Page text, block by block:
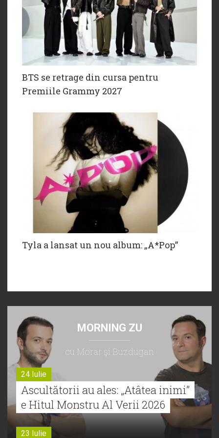
BTS se retrage din cursa pentru
Premiile Grammy 2027
Tyla a lansat un nou album: „A*Pop”
MORNING ZU
cu Morar şi Buzdugan
24 Iulie
Ascultătorii au ales: „Atâtea inimi”
e Hitul Monstru Al Verii 2026
23 Iulie